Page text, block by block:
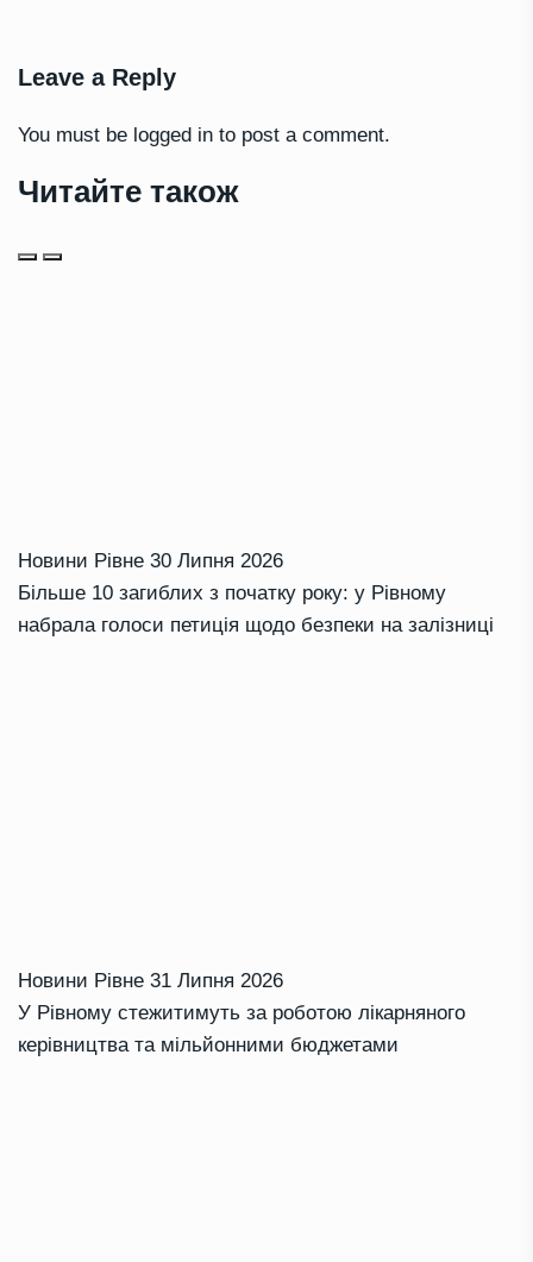
Leave a Reply
You must be logged in to post a comment.
Читайте також
Новини Рівне 30 Липня 2026
Більше 10 загиблих з початку року: у Рівному
набрала голоси петиція щодо безпеки на залізниці
Новини Рівне 31 Липня 2026
У Рівному стежитимуть за роботою лікарняного
керівництва та мільйонними бюджетами